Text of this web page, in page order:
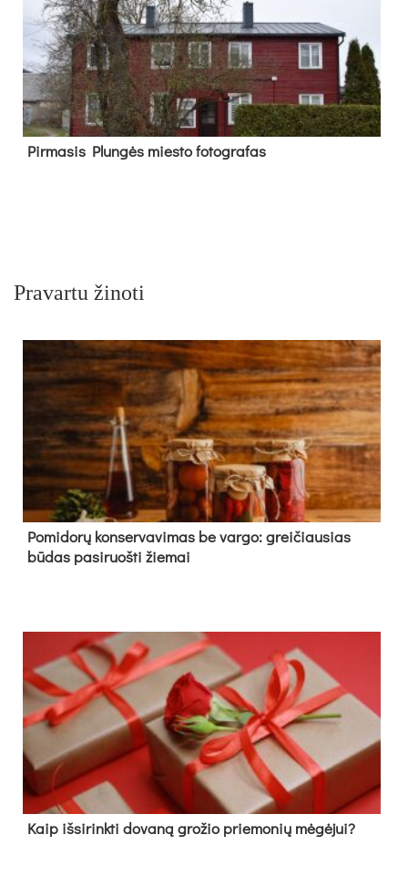
Pir­ma­sis Plun­gės mies­to fo­tog­ra­fas
Pravartu žinoti
Pomidorų konservavimas be vargo: greičiausias
būdas pasiruošti žiemai
Kaip išsirinkti dovaną grožio priemonių mėgėjui?